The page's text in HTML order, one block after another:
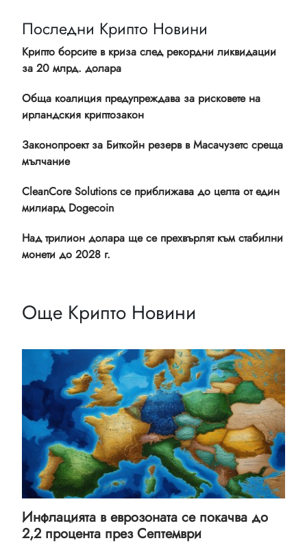
Последни Крипто Новини
Крипто борсите в криза след рекордни ликвидации
за 20 млрд. долара
Обща коалиция предупреждава за рисковете на
ирландския криптозакон
Законопроект за Биткойн резерв в Масачузетс среща
мълчание
CleanCore Solutions се приближава до целта от един
милиард Dogecoin
Над трилион долара ще се прехвърлят към стабилни
монети до 2028 г.
Още Крипто Новини
Инфлацията в еврозоната се покачва до
2,2 процента през Септември